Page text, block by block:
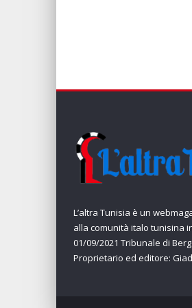
L’altra Tunisia è un
alla comunità italo tunisina
01/09/2021 Tribunale di
Proprietario ed editore: